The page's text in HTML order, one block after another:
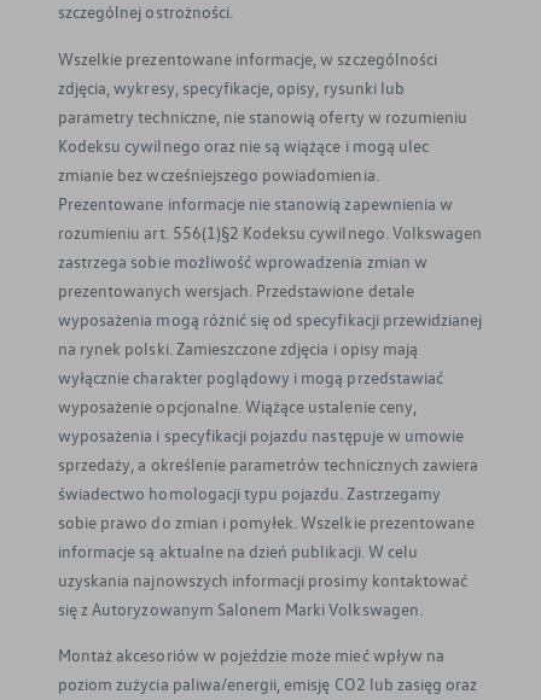
szczególnej ostrożności.
Wszelkie prezentowane informacje, w szczególności
zdjęcia, wykresy, specyfikacje, opisy, rysunki lub
parametry techniczne, nie stanowią oferty w rozumieniu
Kodeksu cywilnego oraz nie są wiążące i mogą ulec
zmianie bez wcześniejszego powiadomienia.
Prezentowane informacje nie stanowią zapewnienia w
rozumieniu art. 556(1)§2 Kodeksu cywilnego. Volkswagen
zastrzega sobie możliwość wprowadzenia zmian w
prezentowanych wersjach. Przedstawione detale
wyposażenia mogą różnić się od specyfikacji przewidzianej
na rynek polski. Zamieszczone zdjęcia i opisy mają
wyłącznie charakter poglądowy i mogą przedstawiać
wyposażenie opcjonalne. Wiążące ustalenie ceny,
wyposażenia i specyfikacji pojazdu następuje w umowie
sprzedaży, a określenie parametrów technicznych zawiera
świadectwo homologacji typu pojazdu. Zastrzegamy
sobie prawo do zmian i pomyłek. Wszelkie prezentowane
informacje są aktualne na dzień publikacji. W celu
uzyskania najnowszych informacji prosimy kontaktować
się z Autoryzowanym Salonem Marki Volkswagen.
Montaż akcesoriów w pojeździe może mieć wpływ na
poziom zużycia paliwa/energii, emisję CO2 lub zasięg oraz